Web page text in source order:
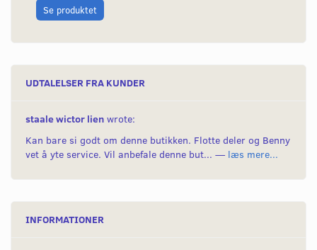
Se produktet
UDTALELSER FRA KUNDER
staale wictor lien wrote:
Kan bare si godt om denne butikken. Flotte deler og Benny
vet å yte service. Vil anbefale denne but... — læs mere...
INFORMATIONER